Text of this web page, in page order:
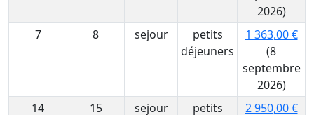
2026)
7
8 sejour
petits
déjeuners
1 363,00 €
(8
septembre
2026)
14
15 sejour
petits
2 950,00 €